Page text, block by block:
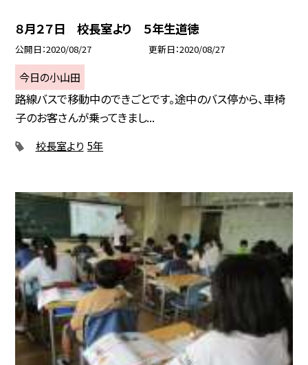
８月２７日 校長室より ５年生道徳
公開日 2020/08/27 更新日 2020/08/27
今日の小山田
路線バスで移動中のできごとです。途中のバス停から、車椅
子のお客さんが乗ってきまし...
校長室より 5年